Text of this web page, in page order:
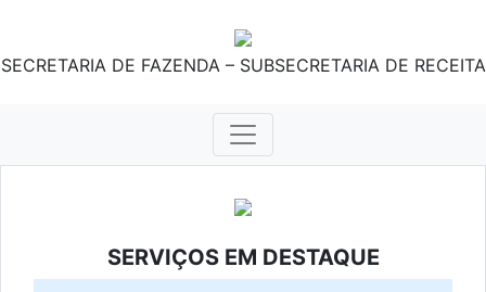
SECRETARIA DE FAZENDA – SUBSECRETARIA DE RECEITA
SERVIÇOS EM DESTAQUE